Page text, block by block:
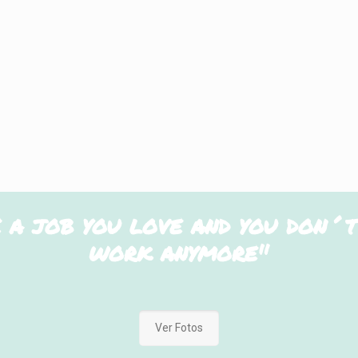
a job you love and you
work anymore"
Ver Fotos